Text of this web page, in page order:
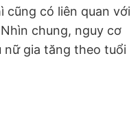
cũng có liên quan với
chung, nguy cơ
gia tăng theo tuổi